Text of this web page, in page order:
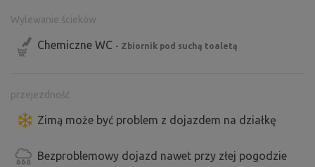
Wylewanie ścieków
Chemiczne WC - Zbiornik pod suchą toaletą
przejezdność
Zimą może być problem z dojazdem na działkę
Bezproblemowy dojazd nawet przy złej pogodzie